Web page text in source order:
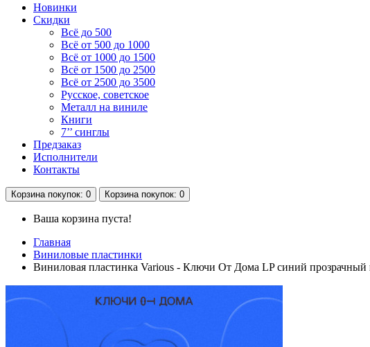
Новинки
Скидки
Всё до 500
Всё от 500 до 1000
Всё от 1000 до 1500
Всё от 1500 до 2500
Всё от 2500 до 3500
Русское, советское
Металл на виниле
Книги
7’’ синглы
Предзаказ
Исполнители
Контакты
Корзина покупок: 0 Корзина покупок: 0
Ваша корзина пуста!
Главная
Виниловые пластинки
Виниловая пластинка Various - Ключи От Дома LP синий прозрачный